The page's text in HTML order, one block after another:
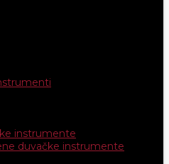
instrumente
duvačke instrumente